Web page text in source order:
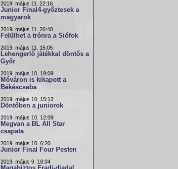
2019. május 11. 22:16
Junior Final4-győztesek a
magyarok
2019. május 11. 20:40
Felülhet a trónra a Siófok
2019. május 11. 15:05
Lehengerlő játékkal döntős a
Győr
2019. május 10. 19:09
Móváron is kikapott a
Békéscsaba
2019. május 10. 15:12
Döntőben a juniorok
2019. május 10. 12:09
Megvan a BL All Star
csapata
2019. május 10. 6:20
Junior Final Four Pesten
2019. május 9. 18:04